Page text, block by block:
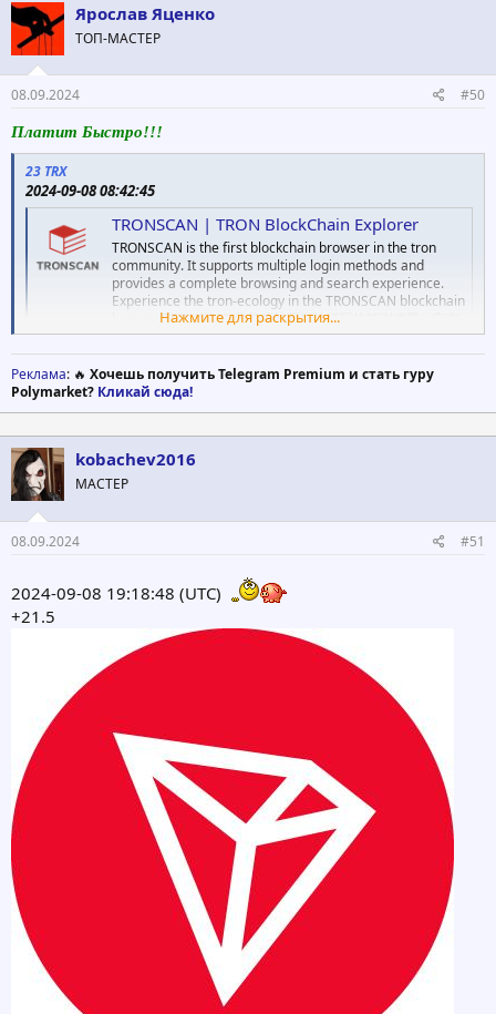
ц
и
и
:
Ярослав Яценко
ТОП-МАСТЕР
08.09.2024 #50
Платит Быстро!!!
23 TRX
2024-09-08 08:42:45
TRONSCAN | TRON BlockChain Explorer
TRONSCAN is the first blockchain browser in the tron
community. It supports multiple login methods and
provides a complete browsing and search experience.
Experience the tron-ecology in the TRONSCAN blockchain
browser.TRONSCAN是首款社区型波场区块链浏览器，它支
持多种登录方式，提供完善的浏览和查找体验。体验波场生
态尽在TRONSCAN波场区块链浏览器。
tronscan.org
Нажмите для раскрытия...
Реклама: 🔥 Хочешь получить Telegram Premium и стать гуру
Polymarket? Кликай сюда!
kobachev2016
МАСТЕР
08.09.2024 #51
2024-09-08 19:18:48 (UTC)
+21.5